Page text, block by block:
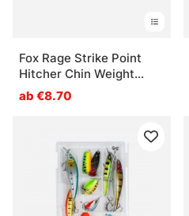
Fox Rage Strike Point
Hitcher Chin Weight
Tungstun
ab €8.70